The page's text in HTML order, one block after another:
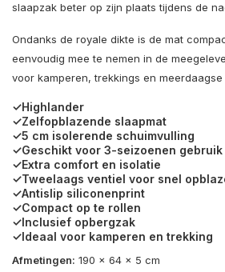
slaapzak beter op zijn plaats tijdens de
Ondanks de royale dikte is de mat
eenvoudig mee te nemen in de
voor kamperen, trekkings en
✓Highlander
✓Zelfopblazende slaapmat
✓5 cm isolerende schuimvulling
✓Geschikt voor 3-seizoenen gebruik
✓Extra comfort en isolatie
✓Tweelaags ventiel voor snel
✓Antislip siliconenprint
✓Compact op te rollen
✓Inclusief opbergzak
✓Ideaal voor kamperen en trekking
Afmetingen: 190 x 64 x 5 cm